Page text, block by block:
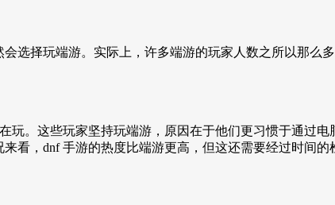
选择玩端游。实际上，许多端游的玩家人数之所以那么
玩。这些玩家坚持玩端游，原因在于他们更习惯于通过
看，dnf 手游的热度比端游更高，但这还需要经过时间